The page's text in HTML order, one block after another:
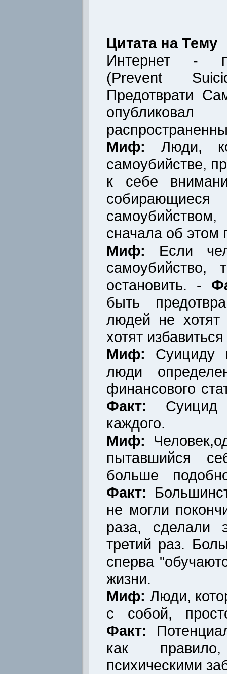
Цитата на Тему
Интернет -
(Prevent
Предотврати
Миф: Люди,
самоубийстве,
к себе
сначала об этом
Миф: Если
самоубийство,
остановить. -
быть
людей не
хотят
Миф: Суициду
люди
финансового
Факт:
каждого.
Миф:
пытавшийся
больше
Факт:
не могли
раза, сделали
третий раз.
сперва
жизни.
Миф: Люди,
с собой,
Факт:
как
психическими